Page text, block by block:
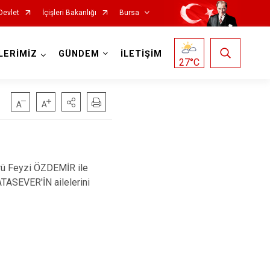
İçişleri Bakanlığı Bursa
Mustafakemalpaşa
Mudanya
GÜNDEM İLETİŞİM
27°C
Feyzi ÖZDEMİR ile
ailelerini